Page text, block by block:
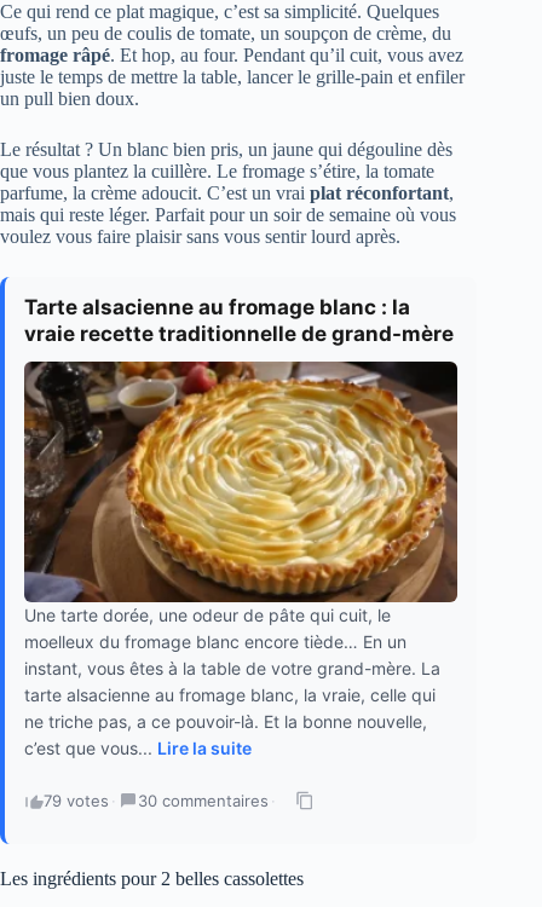
Ce qui rend ce plat magique, c’est sa simplicité. Quelques
œufs, un peu de coulis de tomate, un soupçon de crème, du
fromage râpé. Et hop, au four. Pendant qu’il cuit, vous avez
juste le temps de mettre la table, lancer le grille-pain et enfiler
un pull bien doux.
Le résultat ? Un blanc bien pris, un jaune qui dégouline dès
que vous plantez la cuillère. Le fromage s’étire, la tomate
parfume, la crème adoucit. C’est un vrai plat réconfortant,
mais qui reste léger. Parfait pour un soir de semaine où vous
voulez vous faire plaisir sans vous sentir lourd après.
Tarte alsacienne au fromage blanc : la
vraie recette traditionnelle de grand-mère
Une tarte dorée, une odeur de pâte qui cuit, le
moelleux du fromage blanc encore tiède… En un
instant, vous êtes à la table de votre grand-mère. La
tarte alsacienne au fromage blanc, la vraie, celle qui
ne triche pas, a ce pouvoir-là. Et la bonne nouvelle,
c’est que vous... Lire la suite
79 votes · 30 commentaires ·
Les ingrédients pour 2 belles cassolettes